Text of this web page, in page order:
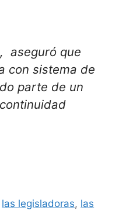
aseguró que
con sistema de
parte de un
las legisladoras, las